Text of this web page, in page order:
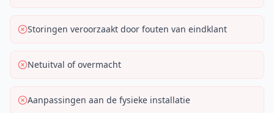
Storingen veroorzaakt door fouten van eindklant
Netuitval of overmacht
Aanpassingen aan de fysieke installatie